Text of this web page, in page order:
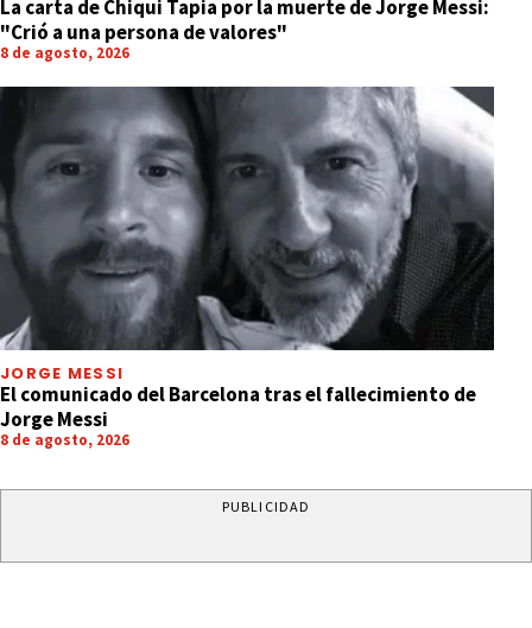
La carta de Chiqui Tapia por la muerte de Jorge Messi:
"Crió a una persona de valores"
8 de agosto, 2026
JORGE MESSI
El comunicado del Barcelona tras el fallecimiento de
Jorge Messi
8 de agosto, 2026
PUBLICIDAD